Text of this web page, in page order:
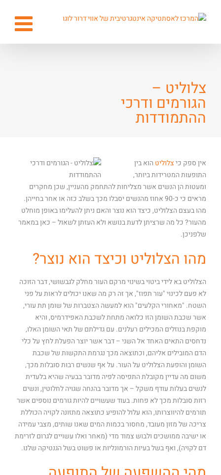
צלוליט –
הגורמים ודרכי
ההתמודדות
אין ספק כיצלוליט הוא בין
התופעות המטרידות ביותר,
ומעטות הן הנשים אשר מצליחות להתחמק מהעניין, שכן מחקרים
מראים כי כ-90 אחוז מהנשים יסבלו מכך בשלב כזה או אחר בחייהן.
מהו בעצם הצלוליט, כיצד הוא נוצר והאם ניתן להעלימו באופן מוחלט
מהעור? כל מה שרציתן לדעת בנושא ולא העזתן לשאול – כאן במאמר
שלפניכן.
מהו הצלוליט וכיצד הוא נוצר?
הצלוליט בא לידי ביטוי בשינוי מרקם העור מחלק לגבשושי, דבר הזוכה
לא פעם לכינוי "עור תפוז", אך זה רק מה שאנו יכולים לראות על פני
השטח. "מאחורי הקלעים" הוא למעשה הצטברות של שומן תת עורי,
אשר שכבת השומן הזו כלואה מתחת לשכבת האפידרמיס, והיא
מוקפת בנוזלים המכילים רעלנים. עם גדילתם של תאי השומן האלו,
נדחסים התאים האחד אל השני – דבר אשר יוצר הפעלת לחץ על כלי
הדם המובילים אליהם, וכתוצאה מכך נגרמת התקשות של שכבת
השומן והופעת הצלוליט על העור. על אף שנשים רבות סובלות מכך,
משום מה עדיין מקובלת התפיסה לפיה מדובר בבעיה שהיא בלעדית
לנשים בעלות עודף משקל – אך מדובר בהנחה שגויה לחלוטין, ונשים
רזות סובלות מכך לא פחות. בעוד שעשויים להיות גורמים נוספים אשר
תורמים להיווצרותו, הוא עלול להופיע כתוצאה מתזונה לקויה הכוללת
צריכה של מזון מעובד, מחסור בכמות המים שאנו שותים, מצבי עמידה
או ישיבה ממושכים ולבוש צמוד מדי (מאחר ואלו עשויים לגרום לזרימת
דם לקויה), ואף בשל בעיות הורמונליות או פשוט בשל הגנטיקה שלנו.